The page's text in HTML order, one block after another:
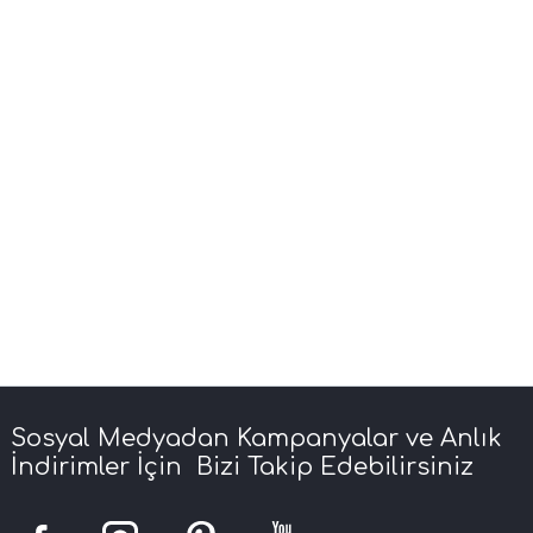
Sosyal Medyadan Kampanyalar ve Anlık
İndirimler İçin Bizi Takip Edebilirsiniz